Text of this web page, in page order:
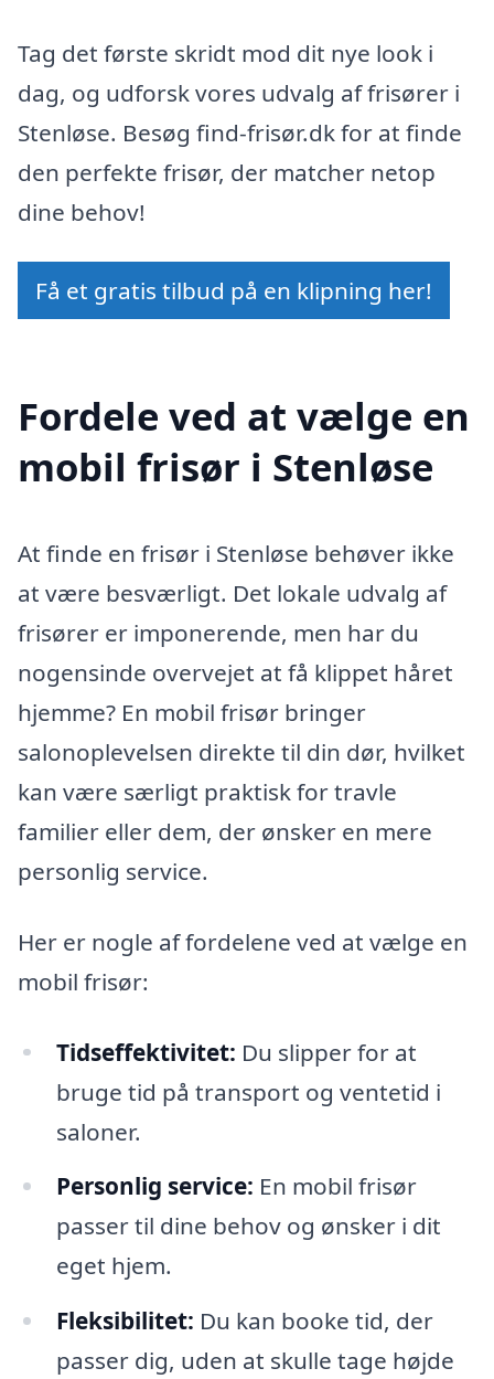
Tag det første skridt mod dit nye look i
dag, og udforsk vores udvalg af frisører i
Stenløse. Besøg find-frisør.dk for at finde
den perfekte frisør, der matcher netop
dine behov!
Få et gratis tilbud på en klipning her!
Fordele ved at vælge en
mobil frisør i Stenløse
At finde en frisør i Stenløse behøver ikke
at være besværligt. Det lokale udvalg af
frisører er imponerende, men har du
nogensinde overvejet at få klippet håret
hjemme? En mobil frisør bringer
salonoplevelsen direkte til din dør, hvilket
kan være særligt praktisk for travle
familier eller dem, der ønsker en mere
personlig service.
Her er nogle af fordelene ved at vælge en
mobil frisør:
Tidseffektivitet: Du slipper for at
bruge tid på transport og ventetid i
saloner.
Personlig service: En mobil frisør
passer til dine behov og ønsker i dit
eget hjem.
Fleksibilitet: Du kan booke tid, der
passer dig, uden at skulle tage højde